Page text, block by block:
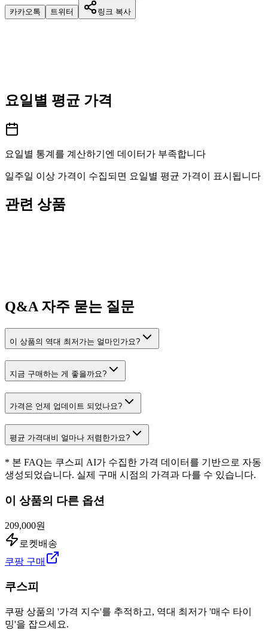
카카오톡 트위터 링크 복사
요일별 평균 가격
요일별 통계를 계산하기엔 데이터가 부족합니다
일주일 이상 가격이 수집되면 요일별 평균 가격이 표시됩니다
관련 상품
Q&A자주 묻는 질문
이 상품의 역대 최저가는 얼마인가요?
지금 구매하는 게 좋을까요?
가격은 언제 업데이트 되었나요?
평균 가격대비 얼마나 저렴한가요?
* 본 FAQ는 쿠스피 AI가 수집한 가격 데이터를 기반으로 자동
생성되었습니다. 실제 구매 시점의 가격과 다를 수 있습니다.
이 상품의 다른 옵션
209,000원
로켓배송
쿠팡 구매
쿠스피
쿠팡 상품의 '가격 지수'를 추적하고, 역대 최저가 '매수 타이
밍'을 잡으세요.